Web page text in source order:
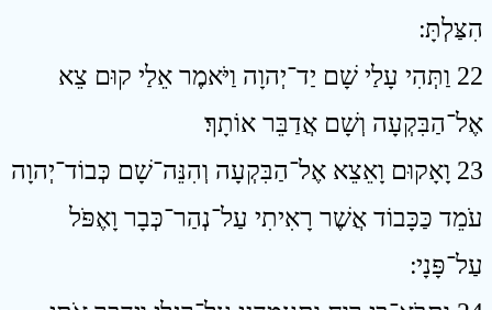
הִצַּלְתָּ ׃
22 וַתְּהִי עָלַי שָׁם יַד־יְהוָה וַיֹּאמֶר אֵלַי קוּם צֵא
אֶל־הַבִּקְעָה וְשָׁם אֲדַבֵּר אוֹתָךְ׃
23 וָאָקוּם וָאֵצֵא אֶל־הַבִּקְעָה וְהִנֵּה־שָׁם כְּבוֹד־יְהוָה
עֹמֵד כַּכָּבוֹד אֲשֶׁר רָאִיתִי עַל־נְהַר־כְּבָר וָאֶפֹּל
עַל־פָּנָי ׃